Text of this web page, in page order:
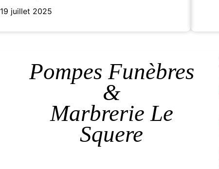
19 juillet 2025
Pompes Funèbres
&
Marbrerie Le
Squere